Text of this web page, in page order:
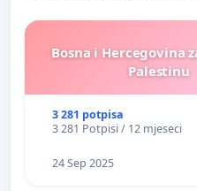
Bosna i Hercegovina
Palestinu
3 281 potpisa
3 281 Potpisi / 12 mjeseci
24 Sep 2025